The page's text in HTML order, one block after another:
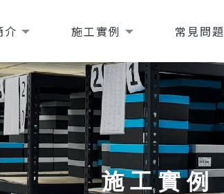
介 施工實例 常見問題
施工實例